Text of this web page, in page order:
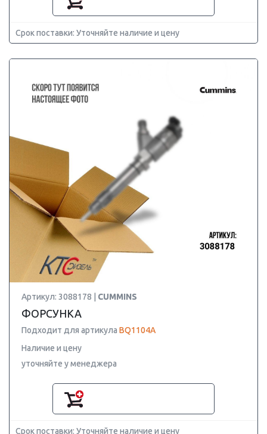
Срок поставки: Уточняйте наличие и цену
Артикул: 3088178 | CUMMINS
ФОРСУНКА
Подходит для артикула BQ1104A
Наличие и цену
уточняйте у менеджера
Срок поставки: Уточняйте наличие и цену